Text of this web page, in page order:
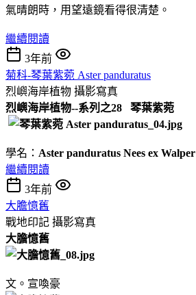
氣晴朗時，用望遠鏡看得很清楚。
繼續閱讀
3年前
菊科-琴葉紫菀 Aster panduratus
烈嶼海岸植物 攝影寫真
烈嶼海岸植物--系列之28 琴葉紫菀
學名： Aster panduratus Nees ex Walper
繼續閱讀
3年前
大膽憶舊
戰地印記 攝影寫真
大膽憶舊
文。宣喚豪